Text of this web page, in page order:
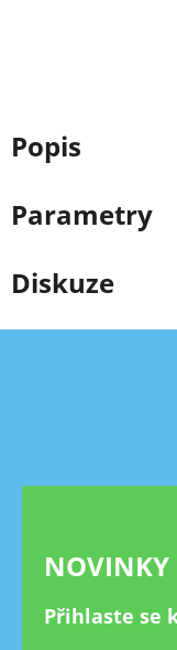
Popis
Parametry
Diskuze
Z
NOVINKY
Přihlaste se